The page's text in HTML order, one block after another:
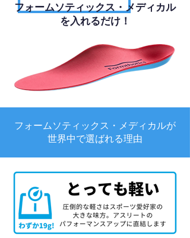
フォームソティックス・メディカル
を入れるだけ！
フォームソティックス・メディカルが
世界中で選ばれる理由